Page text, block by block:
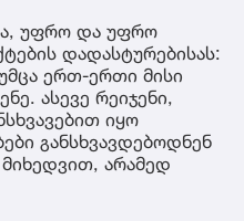
უფრო და უფრო
დადასტურებისას:
ერთ-ერთი მისი
ასევე რეიჯენი,
იყო
განსხვავდებოდნენ
არამედ